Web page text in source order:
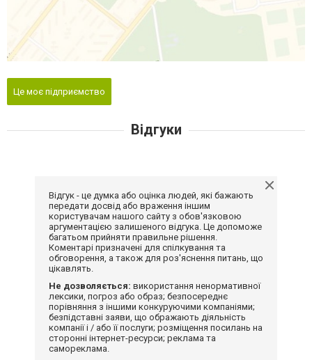
Це моє підприємство
Відгуки
Відгук - це думка або оцінка людей, які бажають
передати досвід або враження іншим
користувачам нашого сайту з обов'язковою
аргументацією залишеного відгука. Це допоможе
багатьом прийняти правильне рішення.
Коментарі призначені для спілкування та
обговорення, а також для роз'яснення питань, що
цікавлять.
Не дозволяється: використання ненормативної
лексики, погроз або образ; безпосереднє
порівняння з іншими конкуруючими компаніями;
безпідставні заяви, що ображають діяльність
компанії і / або її послуги; розміщення посилань на
сторонні інтернет-ресурси; реклама та
самореклама.